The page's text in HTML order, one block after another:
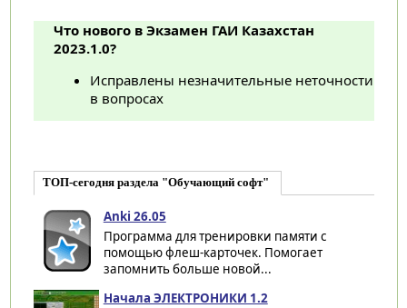
Что нового в Экзамен ГАИ Казахстан
2023.1.0?
Исправлены незначительные неточности
в вопросах
ТОП-сегодня раздела "Обучающий софт"
Anki 26.05
Программа для тренировки памяти с
помощью флеш-карточек. Помогает
запомнить больше новой...
Начала ЭЛЕКТРОНИКИ 1.2